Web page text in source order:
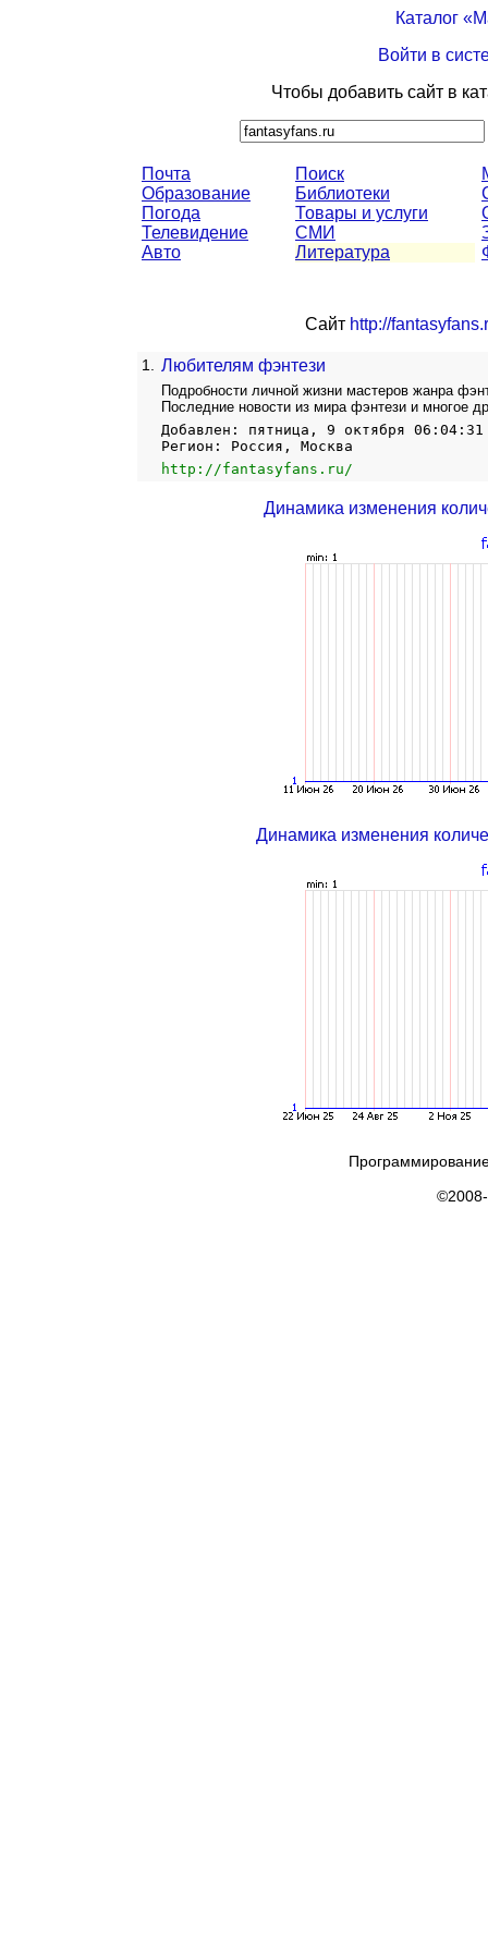
Каталог
Войти в
Чтобы добавить сайт в
Почта
Образование
Погода
Телевидение
Авто
Поиск
Библиотеки
Товары и услуги
СМИ
Литература
Сайт http://
1. Любителям фэнтези
Подробности личной жизни мастеров жанра
Последние новости из мира фэнтези и многое
Добавлен: пятница, 9 октября 06:04:31
Регион: Россия, Москва
http://fantasyfans.ru/
Динамика изменения
Динамика изменения